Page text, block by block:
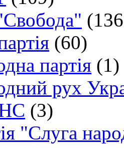
(60)
партія (1)
рух
(3)
"Слуга